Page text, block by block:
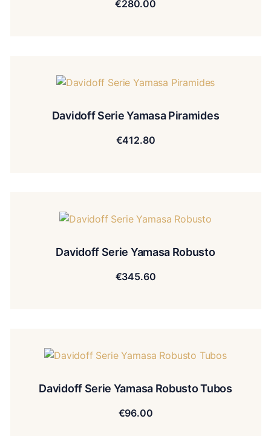
€280.00
Davidoff Serie Yamasa Piramides
€412.80
Davidoff Serie Yamasa Robusto
€345.60
Davidoff Serie Yamasa Robusto Tubos
€96.00